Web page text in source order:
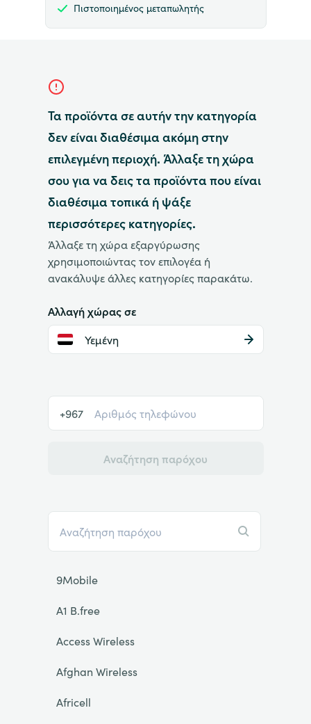
Πιστοποιημένος μεταπωλητής
Τα προϊόντα σε αυτήν την κατηγορία
δεν είναι διαθέσιμα ακόμη στην
επιλεγμένη περιοχή. Άλλαξε τη χώρα
σου για να δεις τα προϊόντα που είναι
διαθέσιμα τοπικά ή ψάξε
περισσότερες κατηγορίες.
Άλλαξε τη χώρα εξαργύρωσης
χρησιμοποιώντας τον επιλογέα ή
ανακάλυψε άλλες κατηγορίες παρακάτω.
Αλλαγή χώρας σε
Υεμένη
+967
Αναζήτηση παρόχου
9Mobile
A1 B.free
Access Wireless
Afghan Wireless
Africell